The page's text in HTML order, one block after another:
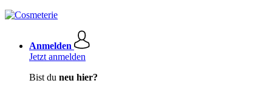
Anmelden
Jetzt anmelden
Bist du neu hier?